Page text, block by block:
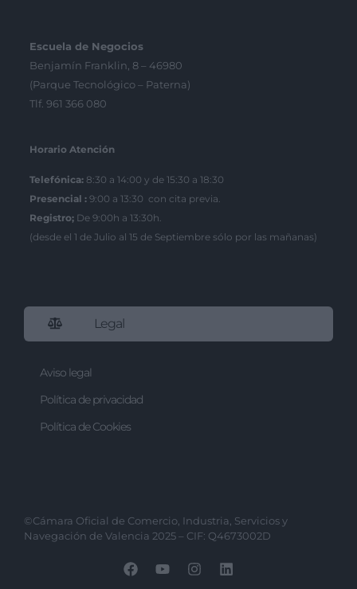
Escuela de Negocios
Benjamín Franklin, 8 – 46980
(Parque Tecnológico – Paterna)
Tlf. 961 366 080
Horario Atención
Telefónica: 8:30 a 14:00 y de 15:30 a 18:30
Presencial : 9:00 a 13:30 con cita previa.
Registro; De 9:00h a 13:30h.
(desde el 1 de Julio al 15 de Septiembre sólo por las mañanas)
Legal
Aviso legal
Política de privacidad
Política de Cookies
©Cámara Oficial de Comercio, Industria, Servicios y
Navegación de Valencia 2025 – CIF: Q4673002D